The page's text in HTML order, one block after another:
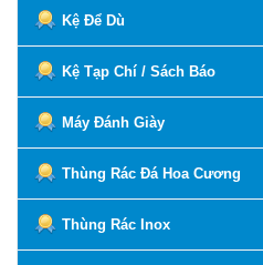
Kệ Để Dù
Kệ Tạp Chí / Sách Báo
Máy Đánh Giày
Thùng Rác Đá Hoa Cương
Thùng Rác Inox